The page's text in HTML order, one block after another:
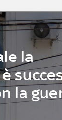
la
la